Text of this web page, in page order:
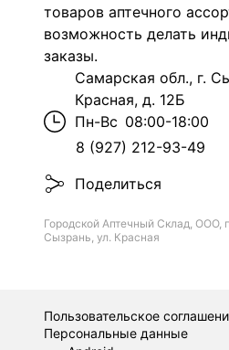
товаров аптечного
возможность делать
заказы.
Самарская обл., г.
Красная, д. 12Б
Пн-Вс 08:00-18:00
8 (927) 212-93-49
Поделиться
Городской Аптечный Склад, ООО,
Сызрань, ул. Красная
Пользовательское
Персональные данные